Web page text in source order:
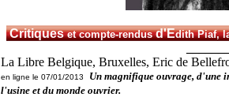
Critiqueset compte-rendusd'Edith Piaf,
La Libre Belgique, Bruxelles, Eric de
en ligne le 07/01/2013
Un magnifique ouvrage, d'une
l'usine et du monde ouvrier.